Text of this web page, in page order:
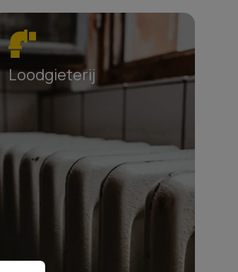
Loodgieterij